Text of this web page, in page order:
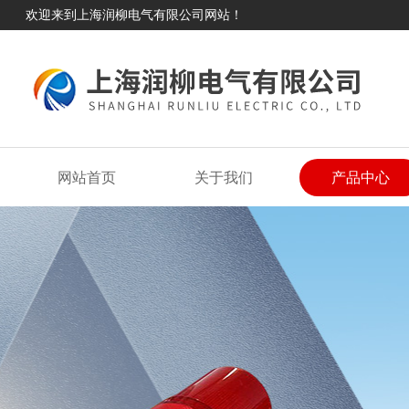
欢迎来到上海润柳电气有限公司网站！
网站首页 关于我们 产品中心